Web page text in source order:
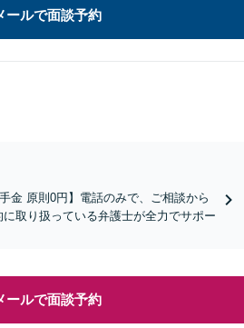
ールで面談予約
金 原則0円】電話のみで、ご相談から
取り扱っている弁護士が全力でサポー
ールで面談予約